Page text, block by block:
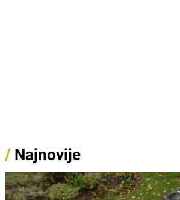
/ Najnovije